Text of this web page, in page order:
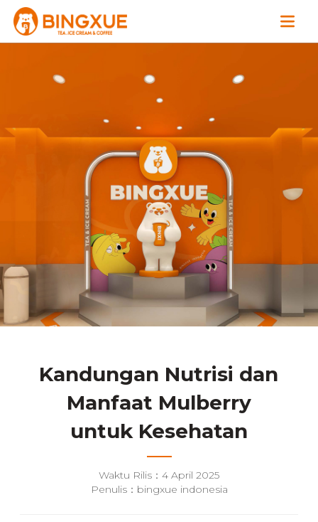
Kandungan Nutrisi dan
Manfaat Mulberry
untuk Kesehatan
Waktu Rilis：4 April 2025
Penulis：bingxue indonesia